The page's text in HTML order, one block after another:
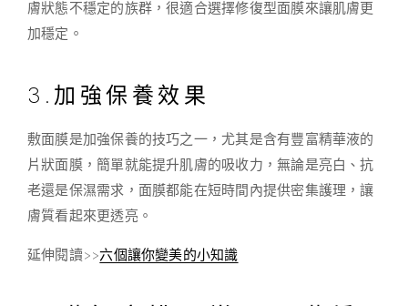
膚狀態不穩定的族群，很適合選擇修復型面膜來讓肌膚更
加穩定。
3.加強保養效果
敷面膜是加強保養的技巧之一，尤其是含有豐富精華液的
片狀面膜，簡單就能提升肌膚的吸收力，無論是亮白、抗
老還是保濕需求，面膜都能在短時間內提供密集護理，讓
膚質看起來更透亮。
延伸閱讀>>六個讓你變美的小知識